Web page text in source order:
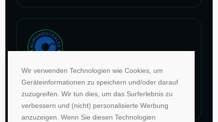
Wir verwenden Technologien wie Cookies, um
Geräteinformationen zu speichern und/oder darauf
zuzugreifen. Wir tun dies, um das Surferlebnis zu
verbessern und (nicht) personalisierte Werbung
anzuzeigen. Wenn Sie diesen Technologien
Im Rahmen unseres Engagements in der Allianz für
Klima und Entwicklung gleichen wir unsere CO2-
Emissionen durch weltweite Projekte aus.
Zur Website von Climate Extender: Klimaneutrales Unternehmen